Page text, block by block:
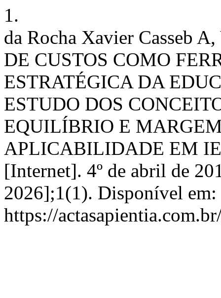
1.
da Rocha Xavier Casseb
DE CUSTOS COMO
ESTRATÉGICA DA
ESTUDO DOS
EQUILÍBRIO E
APLICABILIDADE EM
[Internet]. 4º de abril de
2026];1(1). Disponível em:
https://